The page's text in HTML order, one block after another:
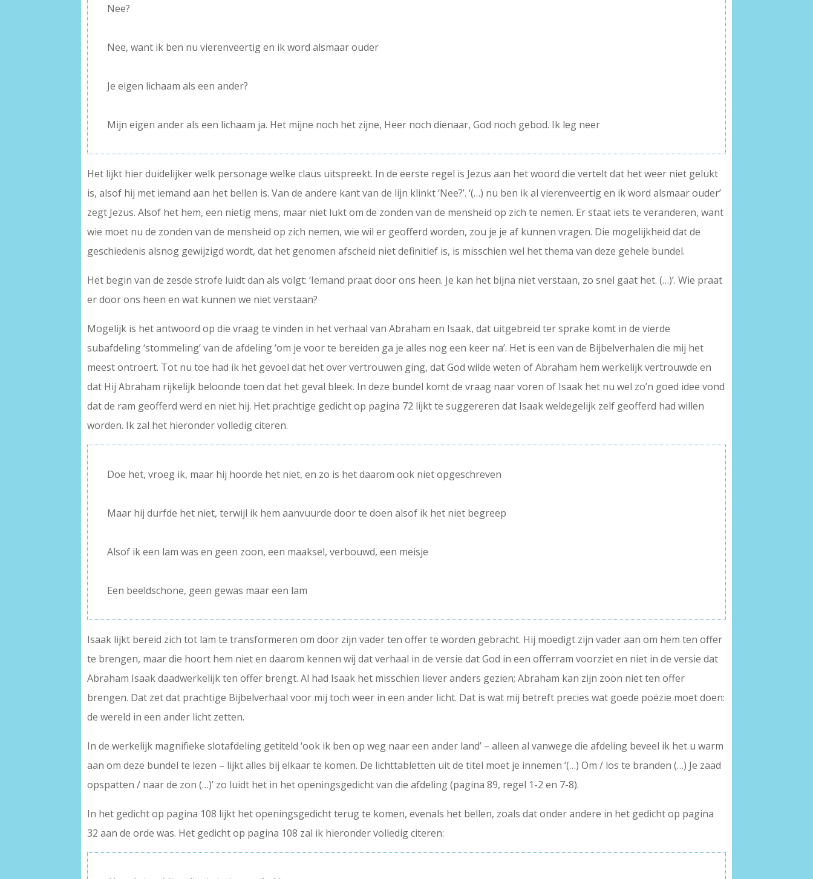
Nee?
Nee, want ik ben nu vierenveertig en ik word alsmaar ouder
Je eigen lichaam als een ander?
Mijn eigen ander als een lichaam ja. Het mijne noch het zijne, Heer noch dienaar, God noch gebod. Ik leg neer
Het lijkt hier duidelijker welk personage welke claus uitspreekt. In de eerste regel is Jezus aan het woord die vertelt dat het weer niet gelukt
is, alsof hij met iemand aan het bellen is. Van de andere kant van de lijn klinkt ‘Nee?’. ‘(…) nu ben ik al vierenveertig en ik word alsmaar ouder’
zegt Jezus. Alsof het hem, een nietig mens, maar niet lukt om de zonden van de mensheid op zich te nemen. Er staat iets te veranderen, want
wie moet nu de zonden van de mensheid op zich nemen, wie wil er geofferd worden, zou je je af kunnen vragen. Die mogelijkheid dat de
geschiedenis alsnog gewijzigd wordt, dat het genomen afscheid niet definitief is, is misschien wel het thema van deze gehele bundel.
Het begin van de zesde strofe luidt dan als volgt: ‘Iemand praat door ons heen. Je kan het bijna niet verstaan, zo snel gaat het. (…)’. Wie praat
er door ons heen en wat kunnen we niet verstaan?
Mogelijk is het antwoord op die vraag te vinden in het verhaal van Abraham en Isaak, dat uitgebreid ter sprake komt in de vierde
subafdeling ‘stommeling’ van de afdeling ‘om je voor te bereiden ga je alles nog een keer na’. Het is een van de Bijbelverhalen die mij het
meest ontroert. Tot nu toe had ik het gevoel dat het over vertrouwen ging, dat God wilde weten of Abraham hem werkelijk vertrouwde en
dat Hij Abraham rijkelijk beloonde toen dat het geval bleek. In deze bundel komt de vraag naar voren of Isaak het nu wel zo’n goed idee vond
dat de ram geofferd werd en niet hij. Het prachtige gedicht op pagina 72 lijkt te suggereren dat Isaak weldegelijk zelf geofferd had willen
worden. Ik zal het hieronder volledig citeren.
Doe het, vroeg ik, maar hij hoorde het niet, en zo is het daarom ook niet opgeschreven
Maar hij durfde het niet, terwijl ik hem aanvuurde door te doen alsof ik het niet begreep
Alsof ik een lam was en geen zoon, een maaksel, verbouwd, een meisje
Een beeldschone, geen gewas maar een lam
Isaak lijkt bereid zich tot lam te transformeren om door zijn vader ten offer te worden gebracht. Hij moedigt zijn vader aan om hem ten offer
te brengen, maar die hoort hem niet en daarom kennen wij dat verhaal in de versie dat God in een offerram voorziet en niet in de versie dat
Abraham Isaak daadwerkelijk ten offer brengt. Al had Isaak het misschien liever anders gezien; Abraham kan zijn zoon niet ten offer
brengen. Dat zet dat prachtige Bijbelverhaal voor mij toch weer in een ander licht. Dat is wat mij betreft precies wat goede poëzie moet doen:
de wereld in een ander licht zetten.
In de werkelijk magnifieke slotafdeling getiteld ‘ook ik ben op weg naar een ander land’ – alleen al vanwege die afdeling beveel ik het u warm
aan om deze bundel te lezen – lijkt alles bij elkaar te komen. De lichttabletten uit de titel moet je innemen ‘(…) Om / los te branden (…) Je zaad
opspatten / naar de zon (…)’ zo luidt het in het openingsgedicht van die afdeling (pagina 89, regel 1-2 en 7-8).
In het gedicht op pagina 108 lijkt het openingsgedicht terug te komen, evenals het bellen, zoals dat onder andere in het gedicht op pagina
32 aan de orde was. Het gedicht op pagina 108 zal ik hieronder volledig citeren: